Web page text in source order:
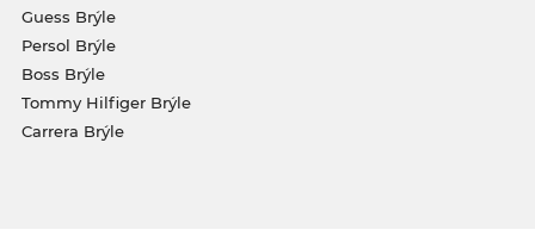
Guess Brýle
Persol Brýle
Boss Brýle
Tommy Hilfiger Brýle
Carrera Brýle